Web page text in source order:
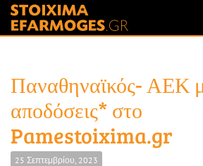
Παναθηναϊκός- ΑΕΚ
αποδόσεις* στο
Pamestoixima.gr
25 Σεπτεμβρίου, 2023